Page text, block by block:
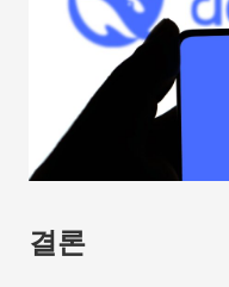
결론